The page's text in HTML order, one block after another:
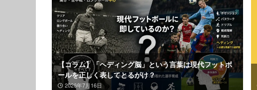
【コラム】「ヘディング脳」という言葉は現代フットボ
ールを正しく表してとるがけ？
2026年7月16日